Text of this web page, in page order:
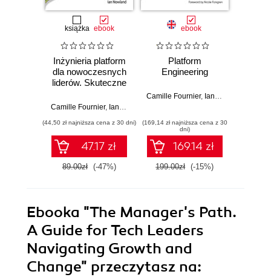
książka ebook
Inżynieria platform
dla nowoczesnych
liderów. Skuteczne
systemami i
Camille Fournier, Ian Nowland
(44,50 zł najniższa cena z 30 dni)
47.17 zł
89.00zł (-47%)
ebook
Platform
Engineering
Camille Fournier, Ian Nowland
(169,14 zł najniższa cena z 30
dni)
169.14 zł
199.00zł (-15%)
Ebooka "The Manager's Path.
A Guide for Tech Leaders
Navigating Growth and
Change" przeczytasz na: